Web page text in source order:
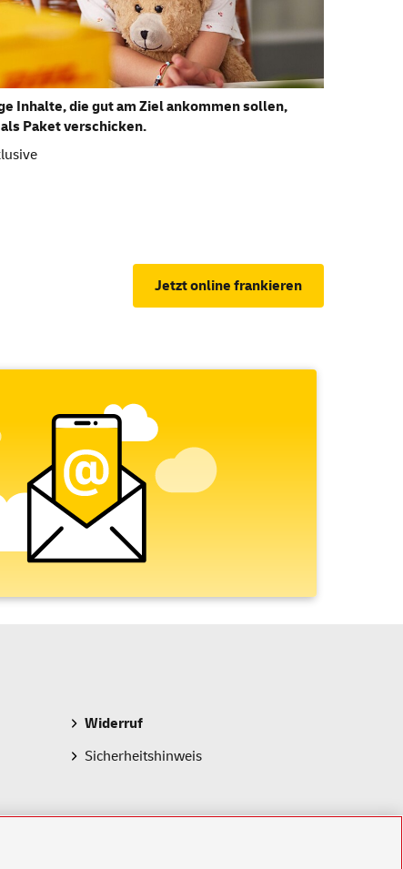
Inhalte, die gut am Ziel ankommen sollen,
Paket verschicken.
Jetzt online frankieren
Widerruf
Sicherheitshinweis